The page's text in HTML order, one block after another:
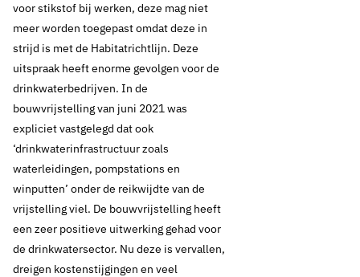
Stikstofaanpak en
projecten
drinkwatersector
Knelpunten levering
drinkwater
17 februari 2023 Oud standpunt
voor stikstof bij werken, deze mag niet
meer worden toegepast omdat deze in
strijd is met de Habitatrichtlijn. Deze
uitspraak heeft enorme gevolgen voor de
drinkwaterbedrijven. In de
bouwvrijstelling van juni 2021 was
expliciet vastgelegd dat ook
‘drinkwaterinfrastructuur zoals
waterleidingen, pompstations en
winputten’ onder de reikwijdte van de
vrijstelling viel. De bouwvrijstelling heeft
een zeer positieve uitwerking gehad voor
de drinkwatersector. Nu deze is vervallen,
dreigen kostenstijgingen en veel